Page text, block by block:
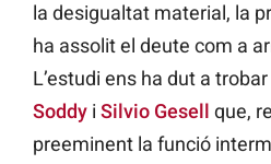
la desigualtat material, la
ha assolit el deute com a
L’estudi ens ha dut a
Soddy i Silvio Gesell que,
preeminent la funció